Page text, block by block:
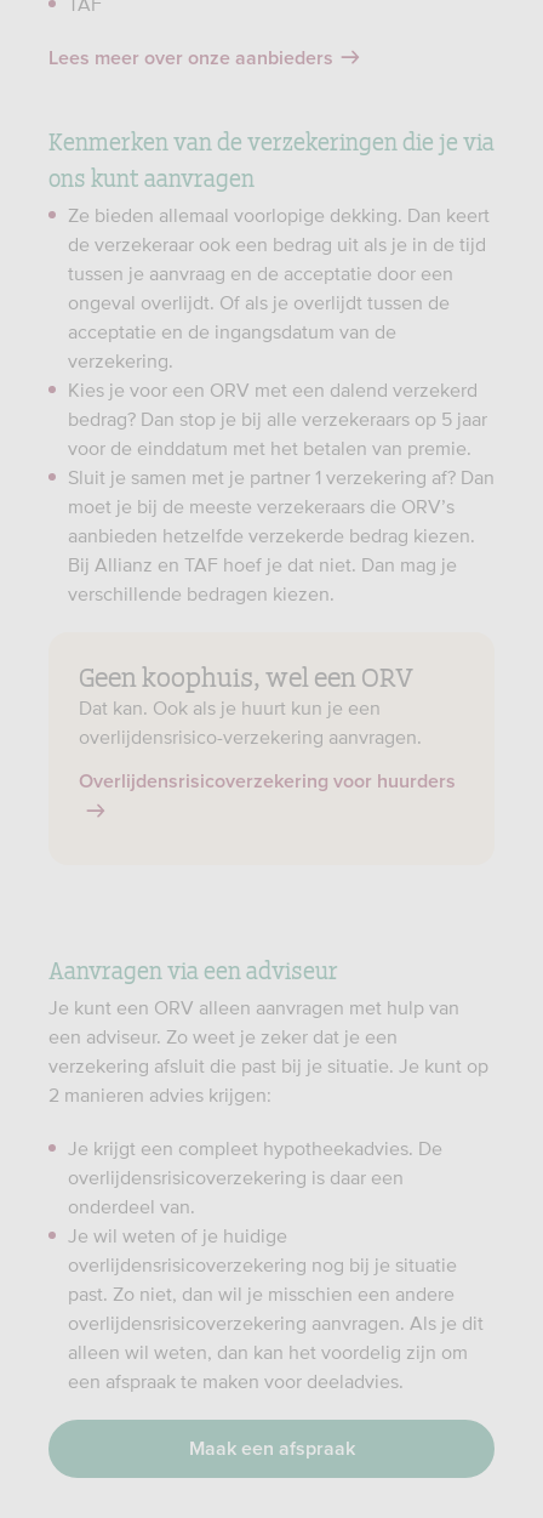
Lees meer over onze aanbieders
Kenmerken van de verzekeringen die je via
ons kunt aanvragen
Ze bieden allemaal voorlopige dekking. Dan keert
de verzekeraar ook een bedrag uit als je in de tijd
tussen je aanvraag en de acceptatie door een
ongeval overlijdt. Of als je overlijdt tussen de
acceptatie en de ingangsdatum van de
verzekering.
Kies je voor een ORV met een dalend verzekerd
bedrag? Dan stop je bij alle verzekeraars op 5 jaar
voor de einddatum met het betalen van premie.
Sluit je samen met je partner 1 verzekering af? Dan
moet je bij de meeste verzekeraars die ORV’s
aanbieden hetzelfde verzekerde bedrag kiezen.
Bij Allianz en TAF hoef je dat niet. Dan mag je
verschillende bedragen kiezen.
Geen koophuis, wel een ORV
Dat kan. Ook als je huurt kun je een
overlijdensrisico-verzekering aanvragen.
Overlijdensrisicoverzekering voor huurders
Aanvragen via een adviseur
Je kunt een ORV alleen aanvragen met hulp van
een adviseur. Zo weet je zeker dat je een
verzekering afsluit die past bij je situatie. Je kunt op
2 manieren advies krijgen:
Je krijgt een compleet hypotheekadvies. De
overlijdensrisicoverzekering is daar een
onderdeel van.
Je wil weten of je huidige
overlijdensrisicoverzekering nog bij je situatie
past. Zo niet, dan wil je misschien een andere
overlijdensrisicoverzekering aanvragen. Als je dit
alleen wil weten, dan kan het voordelig zijn om
een afspraak te maken voor deeladvies.
Maak een afspraak